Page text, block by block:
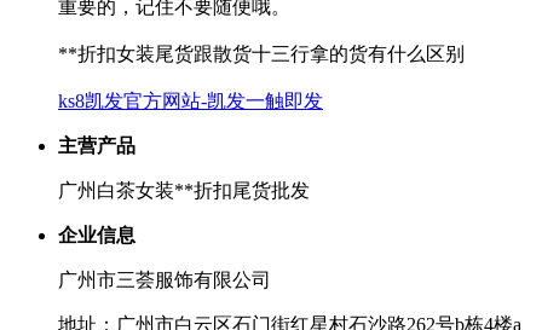
重要的，记住不要随便哦。
**折扣女装尾货跟散货十三行拿的货有什么区别
ks8凯发官方网站-凯发一触即发
主营产品
广州白茶女装**折扣尾货批发
企业信息
广州市三荟服饰有限公司
地址：广州市白云区石门街红星村石沙路262号b栋4楼a